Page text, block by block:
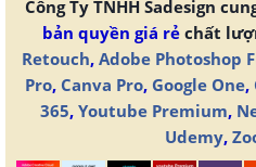
Công Ty TNHH Sadesign
bản quyền giá rẻchất
Retouch, Adobe Photoshop
Pro, Canva Pro, Google One,
365, Youtube Premium,
Udemy,